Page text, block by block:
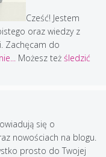
Cześć! Jestem
oraz wiedzy z
Zachęcam do
Możesz też śledzić
się o
nowościach na blogu.
prosto do Twojej